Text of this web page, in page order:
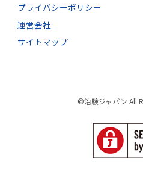
プライバシーポリシー
運営会社
サイトマップ
©治験ジャパン All